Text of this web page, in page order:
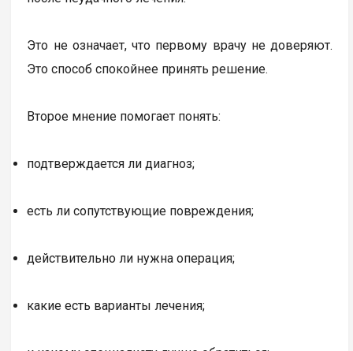
Это не означает, что первому врачу не доверяют.
Это способ спокойнее принять решение.
Второе мнение помогает понять:
подтверждается ли диагноз;
есть ли сопутствующие повреждения;
действительно ли нужна операция;
какие есть варианты лечения;